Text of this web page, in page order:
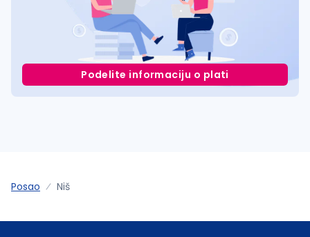
Podelite informaciju o plati
Posao Niš